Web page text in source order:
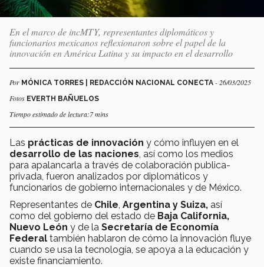
En el marco de incMTY, representantes diplomáticos y
funcionarios mexicanos reflexionaron sobre el papel de la
innovación en América Latina y su impacto en el desarrollo
Por MÓNICA TORRES | REDACCIÓN NACIONAL CONECTA - 26/03/2025
Fotos EVERTH BAÑUELOS
Tiempo estimado de lectura:7 mins
Las prácticas de innovación y cómo influyen en el
desarrollo de las naciones , así como los medios
para apalancarla a través de colaboración publica-
privada, fueron analizados por diplomáticos y
funcionarios de gobierno internacionales y de México.
Representantes de Chile Argentina y Suiza, así
como del gobierno del estado de Baja California,
Nuevo León y de la Secretaría de Economía
Federal también hablaron de cómo la innovación fluye
cuando se usa la tecnología, se apoya a la educación y
existe financiamiento.